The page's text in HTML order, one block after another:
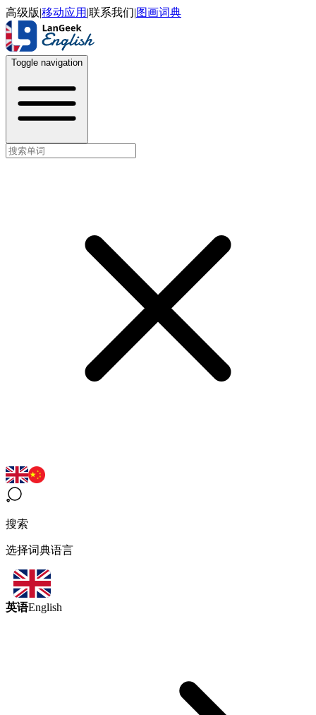
高级版|移动应用 |联系我们|图画词典
Toggle navigation
搜索
选择词典语言
英语English